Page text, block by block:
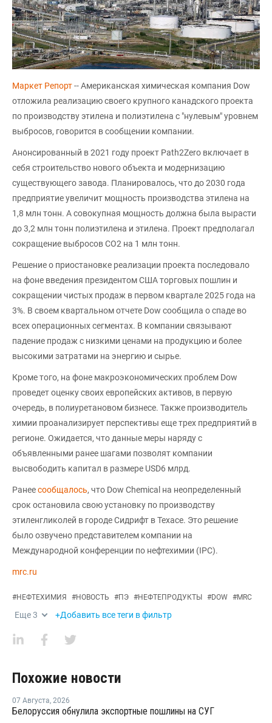
Маркет Репорт-- Американская химическая компания Dow
отложила реализацию своего крупного канадского проекта
по производству этилена и полиэтилена с "нулевым" уровнем
выбросов, говорится в сообщении компании.
Анонсированный в 2021 году проект Path2Zero включает в
себя строительство нового объекта и модернизацию
существующего завода. Планировалось, что до 2030 года
предприятие увеличит мощность производства этилена на
1,8 млн тонн. А совокупная мощность должна была вырасти
до 3,2 млн тонн полиэтилена и этилена. Проект предполагал
сокращение выбросов CO2 на 1 млн тонн.
Решение о приостановке реализации проекта последовало
на фоне введения президентом США торговых пошлин и
сокращении чистых продаж в первом квартале 2025 года на
3%. В своем квартальном отчете Dow сообщила о спаде во
всех операционных сегментах. В компании связывают
падение продаж с низкими ценами на продукцию и более
высокими затратами на энергию и сырье.
Кроме того, на фоне макроэкономических проблем Dow
проведет оценку своих европейских активов, в первую
очередь, в полиуретановом бизнесе. Также производитель
химии проанализирует перспективы еще трех предприятий в
регионе. Ожидается, что данные меры наряду с
объявленными ранее шагами позволят компании
высвободить капитал в размере USD6 млрд.
Ранеесообщалось, что Dow Chemical на неопределенный
срок остановила свою установку по производству
этиленгликолей в городе Сидрифт в Техасе. Это решение
было озвучено представителем компании на
Международной конференции по нефтехимии (IPC).
mrc.ru
#НЕФТЕХИМИЯ #НОВОСТЬ #ПЭ #НЕФТЕПРОДУКТЫ #DOW #MRC
Еще3 +Добавить все теги в фильтр
Похожие новости
07 Августа, 2026
Белоруссия обнулила экспортные пошлины на СУГ